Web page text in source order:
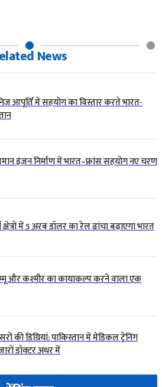
News
आपूर्ति में सहयोग का विस्तार करते भारत-
इंजन निर्माण में भारत–फ्रांस सहयोग नए चरण
क्षेत्रों में 5 अरब डॉलर का रेल ढांचा बढ़ाएगा भारत
और कश्मीर का कायाकल्प करने वाला एक
की डिग्रियां: पाकिस्तान में मेडिकल ट्रेनिंग
डॉक्टर अधर में